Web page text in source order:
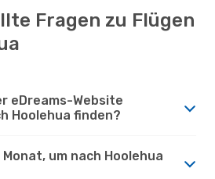
Fragen zu Flügen
eDreams-Website
Hoolehua finden?
um nach Hoolehua